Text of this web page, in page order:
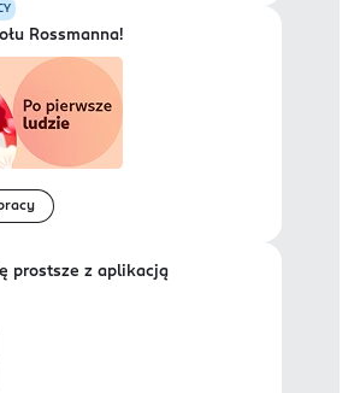
Rossmanna!
prostsze z aplikacją